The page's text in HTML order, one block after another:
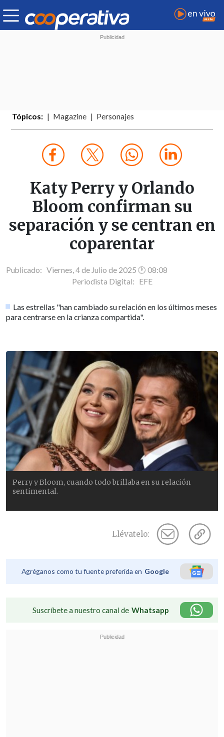
Tópicos: Magazine Personajes
Katy Perry y Orlando
Bloom confirman su
separación y se centran en
coparentar
Publicado: Viernes, 4 de Julio de 2025 🕐 08:08
Periodista Digital: EFE
Las estrellas "han cambiado su relación en los últimos meses
para centrarse en la crianza compartida".
Perry y Bloom, cuando todo brillaba en su relación
sentimental.
Llévatelo:
Agréganos como tu fuente preferida en Google
Suscríbete a nuestro canal de Whatsapp